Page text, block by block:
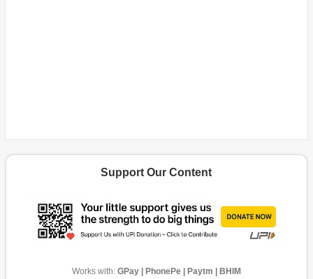
Support Our Content
Works with: GPay | PhonePe | Paytm | BHIM